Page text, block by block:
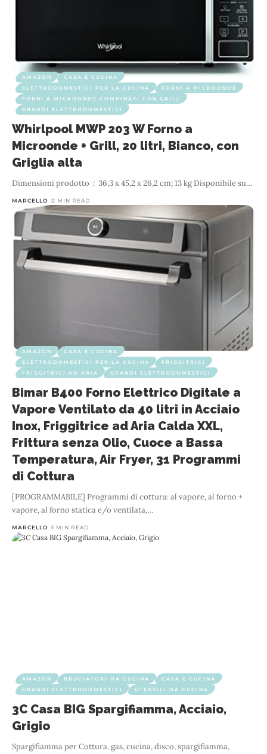
AMAZON
CASA E CUCINA
ELETTRODOMESTICI PER LA CUCINA
FORNI A MICROONDE
FORNI A MICROONDE COMBINATI CON GRILL
GRANDI ELETTRODOMESTICI
Whirlpool MWP 203 W Forno a
Microonde + Grill, 20 litri, Bianco, con
Griglia alta
Dimensioni prodotto ‏ : ‎ 36,3 x 45,2 x 26,2 cm; 13 kg Disponibile su…
MARCELLO 2 MIN READ
AMAZON
CASA E CUCINA
ELETTRODOMESTICI PER LA CUCINA
FRIGGITRICI
FRIGGITRICI AD ARIA
GRANDI ELETTRODOMESTICI
Bimar B400 Forno Elettrico Digitale a
Vapore Ventilato da 40 litri in Acciaio
Inox, Friggitrice ad Aria Calda XXL,
Frittura senza Olio, Cuoce a Bassa
Temperatura, Air Fryer, 31 Programmi
di Cottura
[PROGRAMMABILE] Programmi di cottura: al vapore, al forno +
vapore, al forno statica e/o ventilata,…
MARCELLO 1 MIN READ
AMAZON BRUCIATORI DA CUCINA
CASA E CUCINA
GRANDI ELETTRODOMESTICI
UTENSILI DA CUCINA
3C Casa BIG Spargifiamma, Acciaio,
Grigio
Spargifiamma per Cottura, gas, cucina, disco, spargifiamma,